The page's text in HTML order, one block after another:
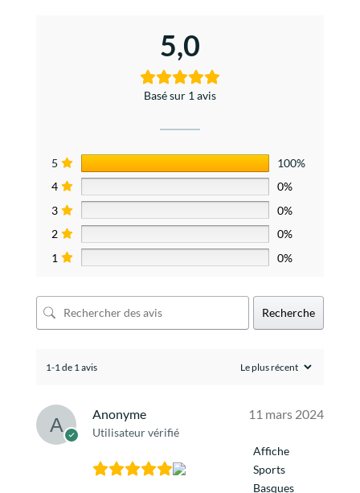
5,0
Basé sur 1 avis
5
100%
4
0%
3
0%
2
0%
1
0%
Recherche
1-1 de 1 avis
Anonyme
Utilisateur vérifié
11 mars 2024
Affiche
Sports
Basques